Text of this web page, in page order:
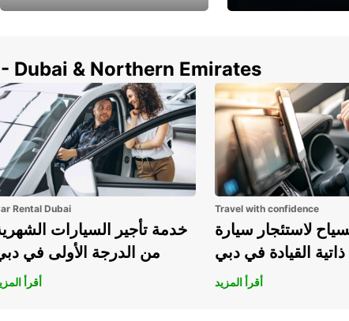
Dubai & Northern Emirates
Rental Dubai
خدمة تأجير السيارات
من الدرجة الأولى في
أقرأ
Travel with confidence
لاستئجار سيارة
ذاتية القيادة في دبي
أقرأ المزيد